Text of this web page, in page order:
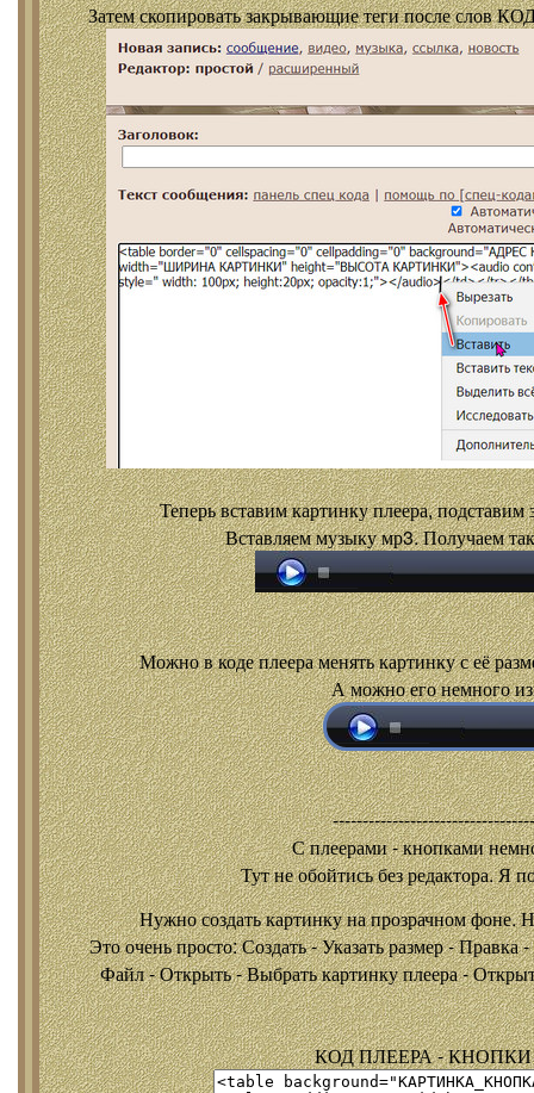
Затем скопировать закрывающие теги после слов
Теперь вставим картинку плеера, подставим
Вставляем музыку мр3. Получаем
Можно в коде плеера менять картинку с её
А можно его немного
С плеерами - кнопками
Тут не обойтись без редактора. Я
Нужно создать картинку на прозрачном фоне.
Это очень просто: Создать - Указать размер -
Файл - Открыть - Выбрать картинку плеера -
КОД ПЛЕЕРА - КНОПКИ